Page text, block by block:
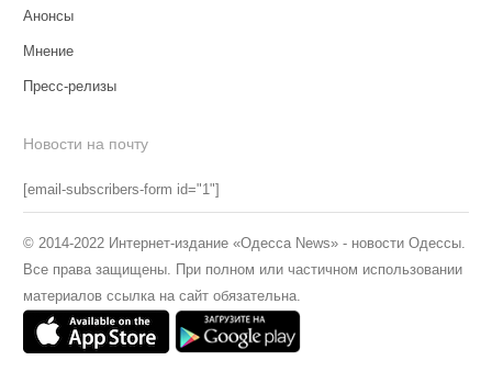
Анонсы
Мнение
Пресс-релизы
Новости на почту
[email-subscribers-form id="1"]
© 2014-2022 Интернет-издание «Одесса News» - новости Одессы.
Все права защищены. При полном или частичном использовании
материалов ссылка на сайт обязательна.